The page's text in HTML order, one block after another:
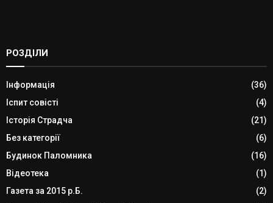
РОЗДІЛИ
Інформація
(36)
Іспит совісті
(4)
Історія Страдча
(21)
Без категорії
(6)
Будинок Паломника
(16)
Відеотека
(1)
Газета за 2015 р.Б.
(2)